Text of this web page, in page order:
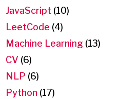
JavaScript (10)
LeetCode (4)
Machine Learning (13)
CV (6)
NLP (6)
Python (17)